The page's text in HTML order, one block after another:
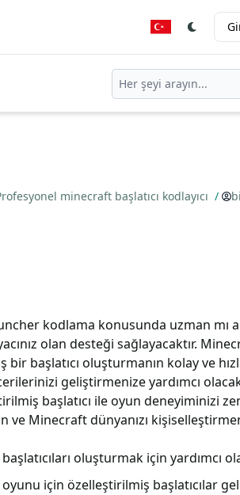
minecraft başlatıcı kodlayıcı /
kodlama konusunda uzman mı
olan desteği sağlayacaktır.
bir başlatıcı oluşturmanın kolay ve
geliştirmenize yardımcı olacak
başlatıcı ile oyun deneyiminizi
ve Minecraft dünyanızı
oluşturmak için yardımcı
için özelleştirilmiş başlatıcılar